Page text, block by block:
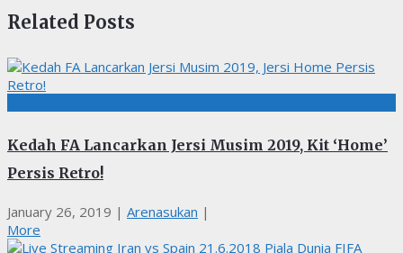
Related Posts
Kedah FA Lancarkan Jersi Musim 2019, Kit ‘Home’
Persis Retro!
January 26, 2019 | Arenasukan |
More